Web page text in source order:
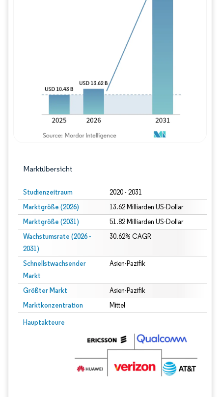
Marktübersicht
Studienzeitraum 2020 - 2031
Marktgröße (2026) 13.62 Milliarden US-Dollar
Marktgröße (2031) 51.82 Milliarden US-Dollar
Wachstumsrate (2026 -
2031)
30.62% CAGR
Schnellstwachsender
Markt
Asien-Pazifik
Größter Markt Asien-Pazifik
Marktkonzentration Mittel
Hauptakteure
Bild © Mordor Intelligence. Wiederverwendung erfordert Namensnennung
Bild © Mordor Intelligence.